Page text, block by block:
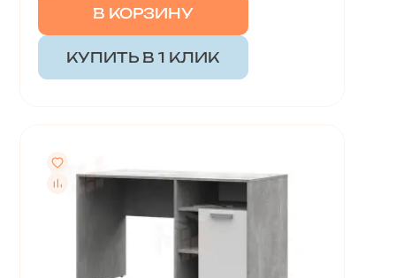
В КОРЗИНУ
КУПИТЬ В 1 КЛИК